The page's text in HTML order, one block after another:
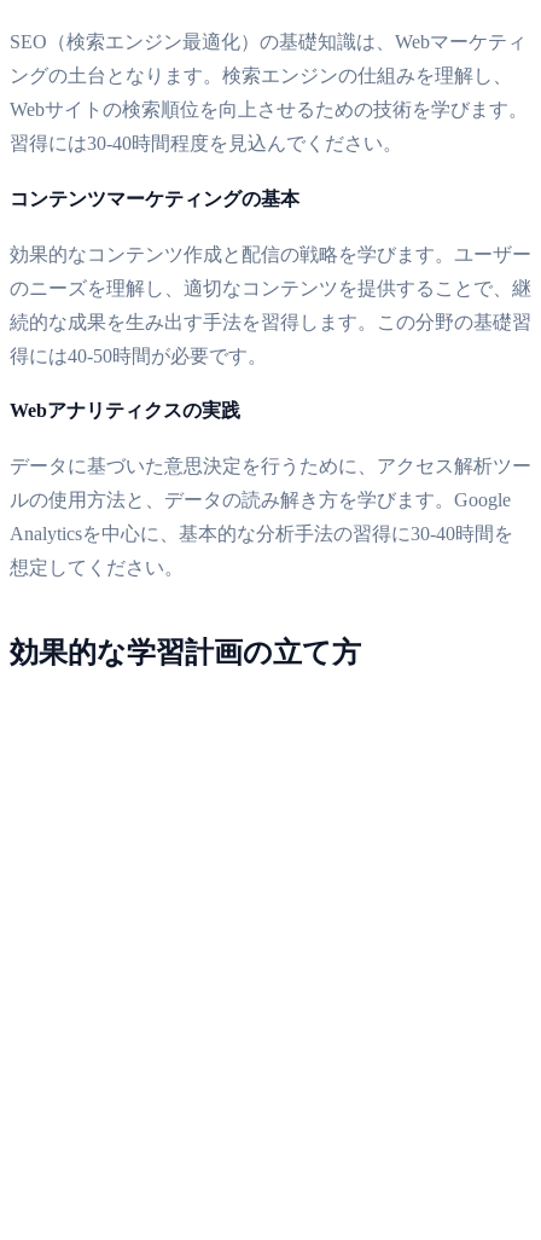
SEO（検索エンジン最適化）の基礎知識は、Webマーケティ
ングの土台となります。検索エンジンの仕組みを理解し、
Webサイトの検索順位を向上させるための技術を学びます。
習得には30-40時間程度を見込んでください。
コンテンツマーケティングの基本
効果的なコンテンツ作成と配信の戦略を学びます。ユーザー
のニーズを理解し、適切なコンテンツを提供することで、継
続的な成果を生み出す手法を習得します。この分野の基礎習
得には40-50時間が必要です。
Webアナリティクスの実践
データに基づいた意思決定を行うために、アクセス解析ツー
ルの使用方法と、データの読み解き方を学びます。Google
Analyticsを中心に、基本的な分析手法の習得に30-40時間を
想定してください。
効果的な学習計画の立て方